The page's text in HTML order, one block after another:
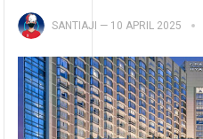
SANTIAJI — 10 APRIL 2025